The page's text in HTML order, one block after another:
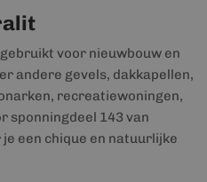
voor nieuwbouw en
andere gevels, dakkapellen,
recreatiewoningen,
sponningdeel 143 van
een chique en natuurlijke